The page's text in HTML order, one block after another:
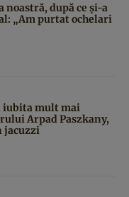
noastră, după ce și-a
„Am purtat ochelari
iubita mult mai
Arpad Paszkany,
jacuzzi